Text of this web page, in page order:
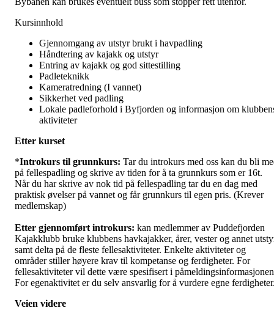
Kursinnhold
Gjennomgang av utstyr brukt i havpadling
Håndtering av kajakk og utstyr
Entring av kajakk og god sittestilling
Padleteknikk
Kameratredning (I vannet)
Sikkerhet ved padling
Lokale padleforhold i Byfjorden og informasjon om
aktiviteter
Etter kurset
*Introkurs til grunnkurs: Tar du introkurs med oss kan du bli
på fellespadling og skrive av tiden for å ta grunnkurs som er 16t.
Når du har skrive av nok tid på fellespadling tar du en dag med
praktisk øvelser på vannet og får grunnkurs til egen pris. (Krever
medlemskap)
Etter gjennomført introkurs: kan medlemmer av Puddefjorden
Kajakklubb bruke klubbens havkajakker, årer, vester og annet
samt delta på de fleste fellesaktiviteter. Enkelte aktiviteter og
områder stiller høyere krav til kompetanse og ferdigheter. For
fellesaktiviteter vil dette være spesifisert i
For egenaktivitet er du selv ansvarlig for å vurdere egne
Veien videre